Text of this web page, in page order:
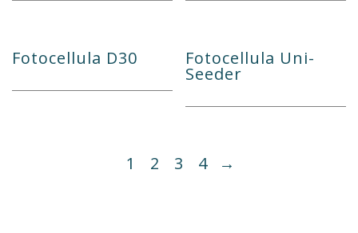
Fotocellula D30 Fotocellula Uni-
Seeder
1 2 3 4 →